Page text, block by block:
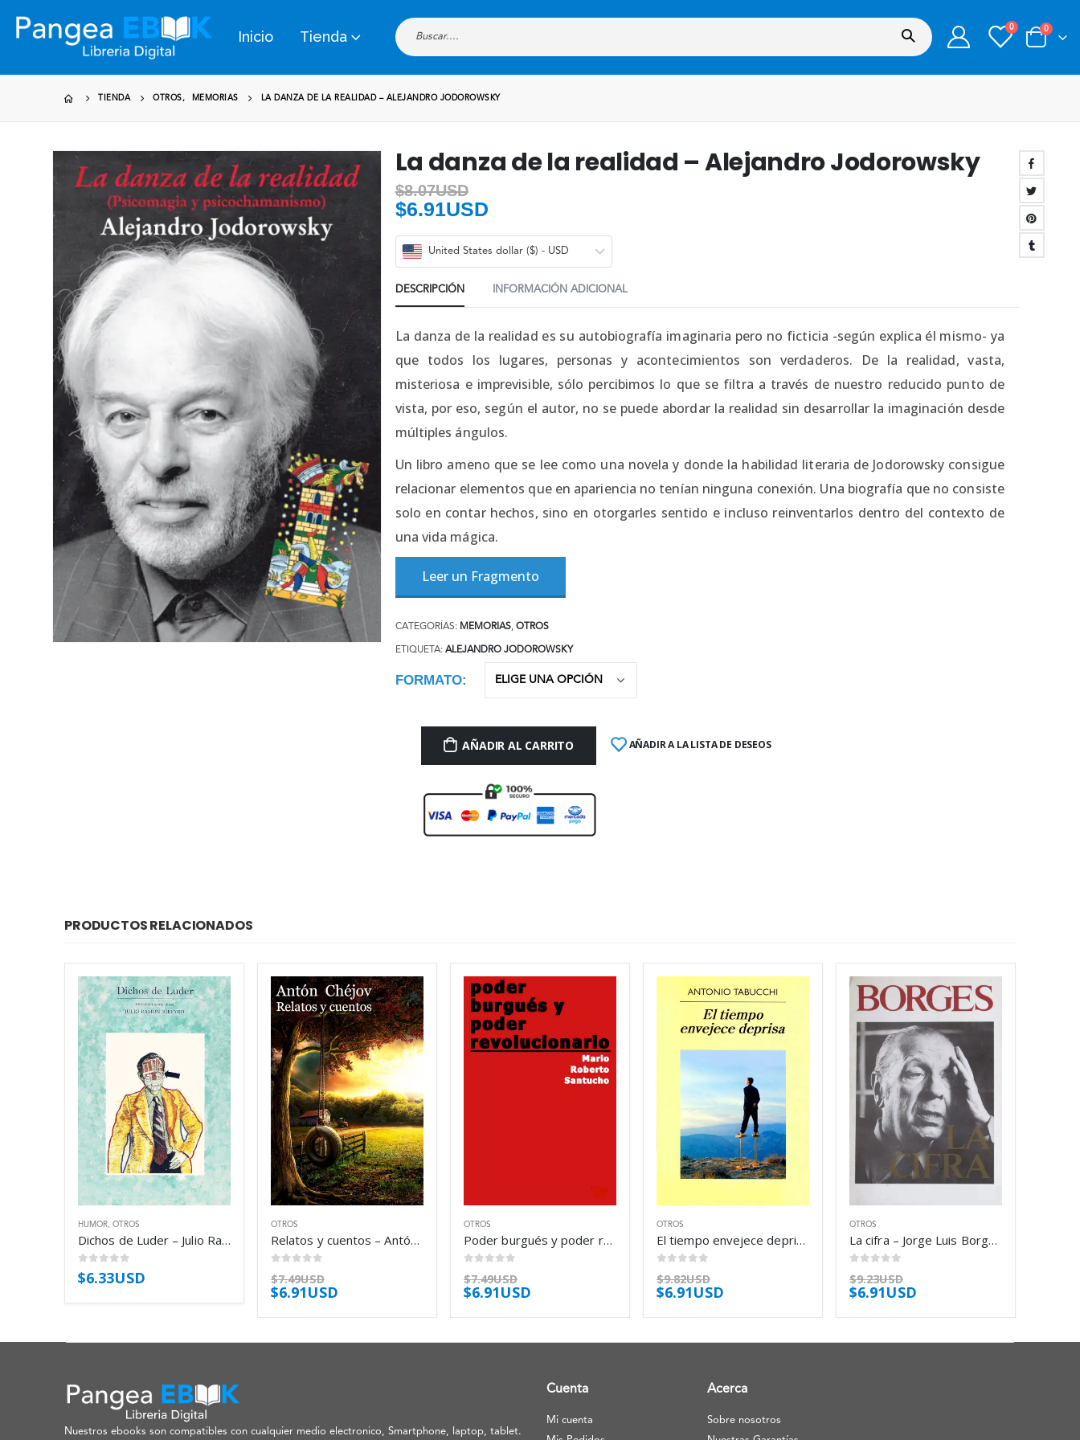
Inicio Tienda
0 0
TIENDA OTROS , MEMORIAS LA DANZA DE LA REALIDAD – ALEJANDRO JODOROWSKY
La danza de la realidad – Alejandro Jodorowsky
$8.07USD
$6.91USD
United States dollar ($) - USD
DESCRIPCIÓN INFORMACIÓN ADICIONAL
La danza de la realidad es su autobiografía imaginaria pero no ficticia -según explica él mismo- ya
que todos los lugares, personas y acontecimientos son verdaderos. De la realidad, vasta,
misteriosa e imprevisible, sólo percibimos lo que se filtra a través de nuestro reducido punto de
vista, por eso, según el autor, no se puede abordar la realidad sin desarrollar la imaginación desde
múltiples ángulos.
Un libro ameno que se lee como una novela y donde la habilidad literaria de Jodorowsky consigue
relacionar elementos que en apariencia no tenían ninguna conexión. Una biografía que no consiste
solo en contar hechos, sino en otorgarles sentido e incluso reinventarlos dentro del contexto de
una vida mágica.
Leer un Fragmento
CATEGORÍAS: MEMORIAS, OTROS
ETIQUETA: ALEJANDRO JODOROWSKY
FORMATO
AÑADIR AL CARRITO AÑADIR A LA LISTA DE DESEOS
PRODUCTOS RELACIONADOS
HUMOR OTROS
Dichos de Luder – Julio Ramón Ribeyro
0out of 5
$6.33USD
OTROS
Relatos y cuentos – Antón Chéjov
$7.49USD
$6.91USD
OTROS
Poder burgués y poder revolucionario – Mario Roberto Santucho
$7.49USD
$6.91USD
OTROS
El tiempo envejece deprisa – Antonio Tabucchi
$9.82USD
$6.91USD
OTROS
La cifra – Jorge Luis Borges
$9.23USD
$6.91USD
Nuestros ebooks son compatibles con cualquier medio electronico, Smartphone, laptop, tablet.
Cuenta
Mi cuenta
Acerca
Sobre nosotros